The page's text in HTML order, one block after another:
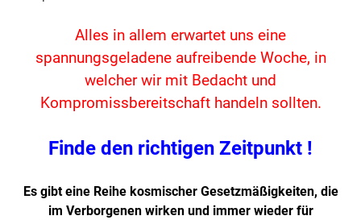
Alles in allem erwartet uns eine
spannungsgeladene aufreibende Woche, in
welcher wir mit Bedacht und
Kompromissbereitschaft handeln sollten.
Finde den richtigen Zeitpunkt !
Es gibt eine Reihe kosmischer Gesetzmäßigkeiten, die
im Verborgenen wirken und immer wieder für